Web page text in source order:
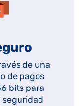
de una
de pagos
bits para